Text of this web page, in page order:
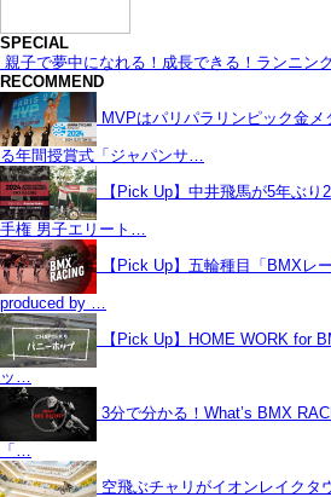
SPECIAL
親子で夢中になれる！成長できる！ランニン
RECOMMEND
MVPはパリパラリンピック金
る年間授賞式「ジャパンサ…
【Pick Up】中井飛馬が5年ぶ
手権 男子エリート…
【Pick Up】五輪種目「BMXレ
produced by …
【Pick Up】HOME WORK for
ッ…
3分で分かる！What’s BMX
「…
空飛ぶチャリがイオンレイクタ